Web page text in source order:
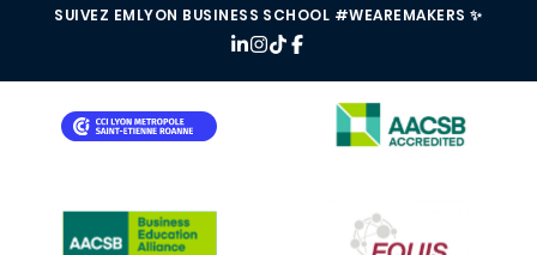
SUIVEZ EMLYON BUSINESS SCHOOL #WEAREMAKERS ✨
IMAGE